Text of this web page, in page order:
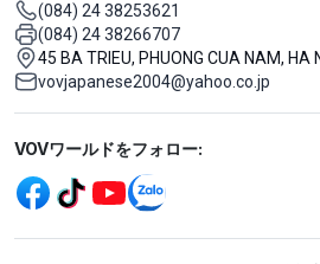
(084) 24 38253621
(084) 24 38266707
45 BA TRIEU, PHUONG CUA NAM, HA
vovjapanese2004@yahoo.co.jp
Mạng xã hội
VOVワールドをフォロー:
menu footer tiếng Nhật